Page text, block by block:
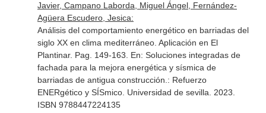
Javier, Campano Laborda, Miguel Ángel, Fernández-
Agüera Escudero, Jesica:
Análisis del comportamiento energético en barriadas del
siglo XX en clima mediterráneo. Aplicación en El
Plantinar. Pag. 149-163. En: Soluciones integradas de
fachada para la mejora energética y sísmica de
barriadas de antigua construcción.: Refuerzo
ENERgético y SÍSmico. Universidad de sevilla. 2023.
ISBN 9788447224135